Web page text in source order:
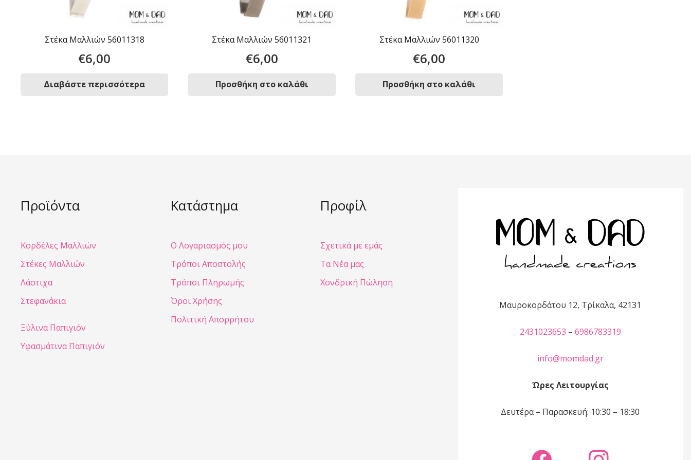
Στέκα Μαλλιών 56011318
€6,00
Διαβάστε περισσότερα
Στέκα Μαλλιών 56011321
€6,00
Προσθήκη στο καλάθι
Στέκα Μαλλιών 56011320
€6,00
Προσθήκη στο καλάθι
Προϊόντα
Κορδέλες Μαλλιών
Στέκες Μαλλιών
Λάστιχα
Στεφανάκια
Ξύλινα Παπιγιόν
Υφασμάτινα Παπιγιόν
Κατάστημα
Ο Λογαριασμός μου
Τρόποι Αποστολής
Τρόποι Πληρωμής
Όροι Χρήσης
Πολιτική Απορρήτου
Προφίλ
Σχετικά με εμάς
Τα Νέα μας
Χονδρική Πώληση
Μαυροκορδάτου 12, Τρίκαλα, 42131
2431023653 – 6986783319
info@momdad.gr
Ώρες Λειτουργίας
Δευτέρα – Παρασκευή: 10:30 – 18:30